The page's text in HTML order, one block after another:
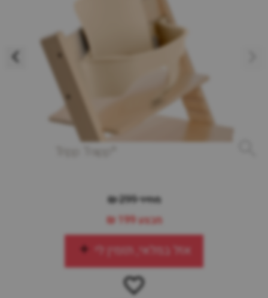
מחיר 299 ₪
מבצע199 ₪
אזל במלאי, תזמין לי